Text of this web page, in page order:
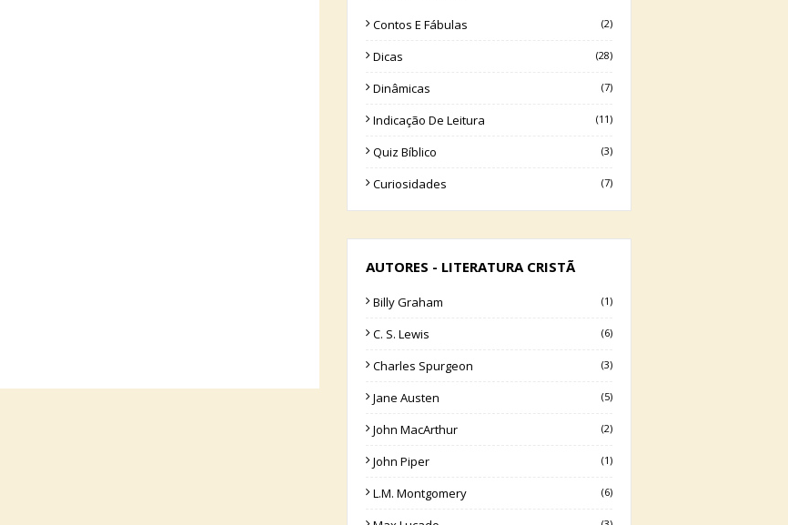
Contos E Fábulas (2)
Dicas (28)
Dinâmicas (7)
Indicação De Leitura (11)
Quiz Bíblico (3)
Curiosidades (7)
AUTORES - LITERATURA CRISTÃ
Billy Graham (1)
C. S. Lewis (6)
Charles Spurgeon (3)
Jane Austen (5)
John MacArthur (2)
John Piper (1)
L.M. Montgomery (6)